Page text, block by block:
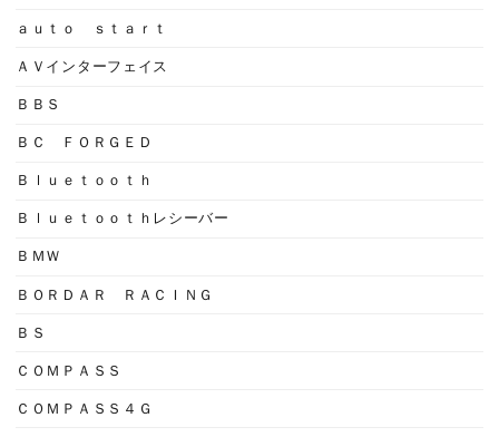
ａｕｔｏ ｓｔａｒｔ
ＡＶインターフェイス
ＢＢＳ
ＢＣ ＦＯＲＧＥＤ
Ｂｌｕｅｔｏｏｔｈ
Ｂｌｕｅｔｏｏｔｈレシーバー
ＢＭＷ
ＢＯＲＤＡＲ ＲＡＣＩＮＧ
ＢＳ
ＣＯＭＰＡＳＳ
ＣＯＭＰＡＳＳ４Ｇ